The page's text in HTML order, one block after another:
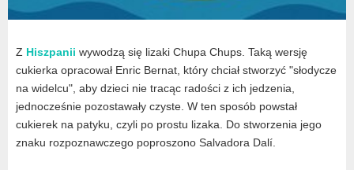
Z Hiszpanii wywodzą się lizaki Chupa Chups. Taką wersję
cukierka opracował Enric Bernat, który chciał stworzyć "słodycze
na widelcu", aby dzieci nie tracąc radości z ich jedzenia,
jednocześnie pozostawały czyste. W ten sposób powstał
cukierek na patyku, czyli po prostu lizaka. Do stworzenia jego
znaku rozpoznawczego poproszono Salvadora Dalí.